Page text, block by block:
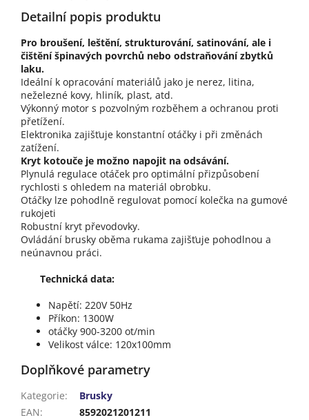
Detailní popis produktu
Pro broušení, leštění, strukturování, satinování, ale i
čištění špinavých povrchů nebo odstraňování zbytků
laku.
Ideální k opracování materiálů jako je nerez, litina,
neželezné kovy, hliník, plast, atd.
Výkonný motor s pozvolným rozběhem a ochranou proti
přetížení.
Elektronika zajišťuje konstantní otáčky i při změnách
zatížení.
Kryt kotouče je možno napojit na odsávání.
Plynulá regulace otáček pro optimální přizpůsobení
rychlosti s ohledem na materiál obrobku.
Otáčky lze pohodlně regulovat pomocí kolečka na gumové
rukojeti
Robustní kryt převodovky.
Ovládání brusky oběma rukama zajišťuje pohodlnou a
neúnavnou práci.
Technická data:
Napětí: 220V 50Hz
Příkon: 1300W
otáčky 900-3200 ot/min
Velikost válce: 120x100mm
Doplňkové parametry
Kategorie:
Brusky
EAN: 8592021201211